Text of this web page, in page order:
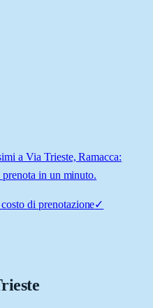
a Via Trieste, Ramacca:
in un minuto.
di prenotazione✓